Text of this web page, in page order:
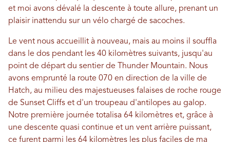
et moi avons dévalé la descente à toute allure, prenant un
plaisir inattendu sur un vélo chargé de sacoches.
Le vent nous accueillit à nouveau, mais au moins il souffla
dans le dos pendant les 40 kilomètres suivants, jusqu'au
point de départ du sentier de Thunder Mountain. Nous
avons emprunté la route 070 en direction de la ville de
Hatch, au milieu des majestueuses falaises de roche rouge
de Sunset Cliffs et d'un troupeau d'antilopes au galop.
Notre première journée totalisa 64 kilomètres et, grâce à
une descente quasi continue et un vent arrière puissant,
ce furent parmi les 64 kilomètres les plus faciles de ma